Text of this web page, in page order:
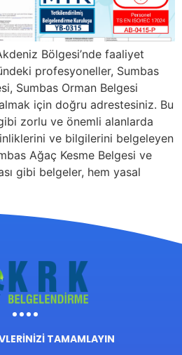
Bölgesi’nde faaliyet
profesyoneller, Sumbas
Sumbas Orman Belgesi
için doğru adrestesiniz. Bu
zorlu ve önemli alanlarda
ve bilgilerini belgeleyen
Ağaç Kesme Belgesi ve
gibi belgeler, hem yasal
TAMAMLAYIN